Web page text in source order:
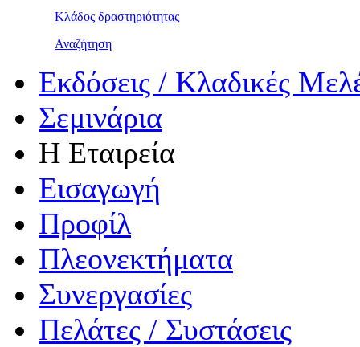
Κλάδος δραστηριότητας
Αναζήτηση
Εκδόσεις / Κλαδικές
Σεμινάρια
Η Εταιρεία
Εισαγωγή
Προφίλ
Πλεονεκτήματα
Συνεργασίες
Πελάτες / Συστάσεις